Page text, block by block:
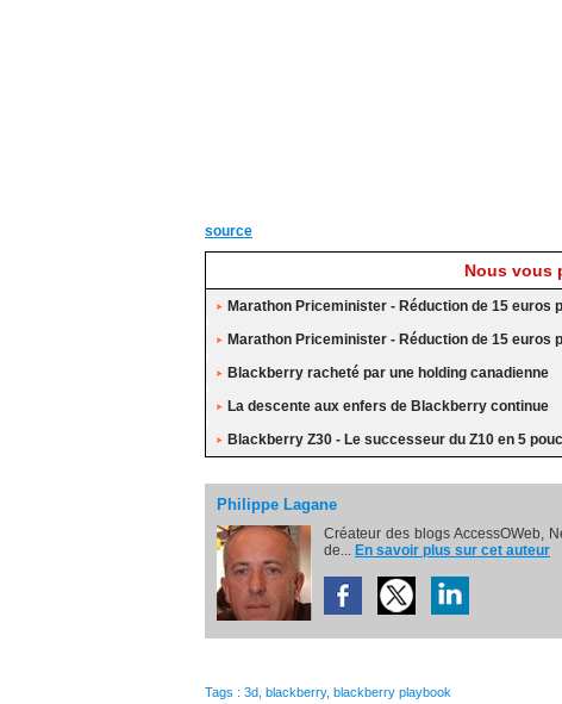
source
Nous vous
Marathon Priceminister - Réduction de 15 euros
Marathon Priceminister - Réduction de 15 euros
Blackberry racheté par une holding canadienne
La descente aux enfers de Blackberry continue
Blackberry Z30 - Le successeur du Z10 en 5
Philippe Lagane
Créateur des blogs AccessOWeb,
de... En savoir plus sur cet auteur
Tags : 3d blackberry, blackberry playbook